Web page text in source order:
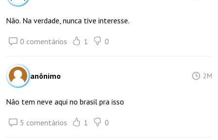
Não. Na verdade, nunca tive interesse.
0 comentários 1 0
anônimo 2M
Não tem neve aqui no brasil pra isso
5 comentários 1 0